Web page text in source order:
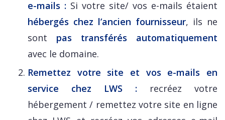
e-mails : Si votre site/ vos e-mails étaient
hébergés chez l’ancien fournisseur, ils ne
sont pas transférés automatiquement
avec le domaine.
Remettez votre site et vos e-mails en
service chez LWS : recréez votre
hébergement / remettez votre site en ligne